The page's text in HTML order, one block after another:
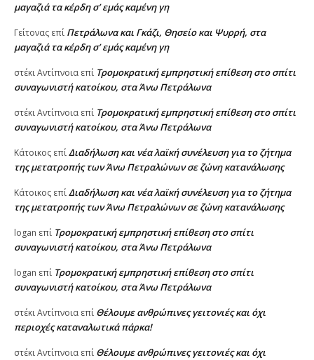
μαγαζιά τα κέρδη σ’ εμάς καμένη γη
Γείτονας επί Πετράλωνα και Γκάζι, Θησείο και Ψυρρή, στα
μαγαζιά τα κέρδη σ’ εμάς καμένη γη
στέκι Αντίπνοια επί Τρομοκρατική εμπρηστική επίθεση στο σπίτι
συναγωνιστή κατοίκου, στα Άνω Πετράλωνα
στέκι Αντίπνοια επί Τρομοκρατική εμπρηστική επίθεση στο σπίτι
συναγωνιστή κατοίκου, στα Άνω Πετράλωνα
Κάτοικος επίΔιαδήλωση και νέα λαϊκή συνέλευση για το ζήτημα
της μετατροπής των Άνω Πετραλώνων σε ζώνη κατανάλωσης
Κάτοικος επίΔιαδήλωση και νέα λαϊκή συνέλευση για το ζήτημα
της μετατροπής των Άνω Πετραλώνων σε ζώνη κατανάλωσης
logan επί Τρομοκρατική εμπρηστική επίθεση στο σπίτι
συναγωνιστή κατοίκου, στα Άνω Πετράλωνα
logan επί Τρομοκρατική εμπρηστική επίθεση στο σπίτι
συναγωνιστή κατοίκου, στα Άνω Πετράλωνα
στέκι Αντίπνοια επί Θέλουμε ανθρώπινες γειτονιές και όχι
περιοχές καταναλωτικά πάρκα!
στέκι Αντίπνοια επί Θέλουμε ανθρώπινες γειτονιές και όχι